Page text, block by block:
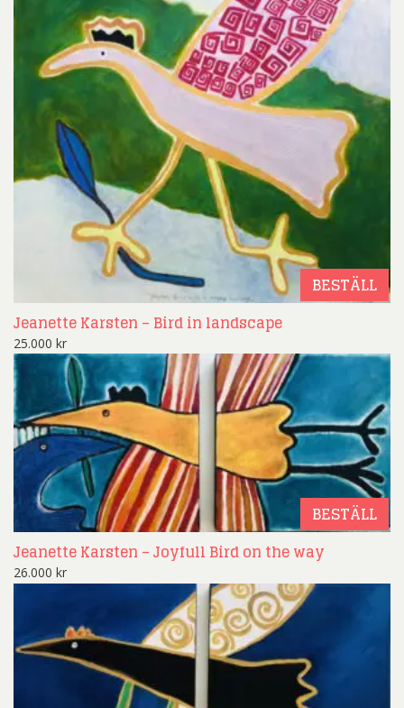
BESTÄLL
Jeanette Karsten – Bird in landscape
25.000 kr
BESTÄLL
Jeanette Karsten – Joyfull Bird on the way
26.000 kr